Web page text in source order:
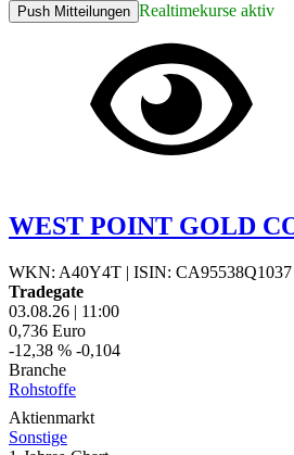
Push Mitteilungen Realtimekurse aktiv
WEST POINT GOLD
WKN: A40Y4T | ISIN: CA95538Q1037
Tradegate
03.08.26 | 11:00
0,736 Euro
-12,38 % -0,104
Branche
Rohstoffe
Aktienmarkt
Sonstige